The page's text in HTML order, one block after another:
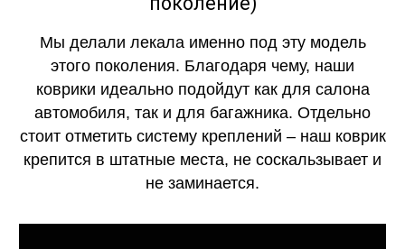
Мы делали лекала именно под эту модель
этого поколения. Благодаря чему, наши
коврики идеально подойдут как для салона
автомобиля, так и для багажника. Отдельно
стоит отметить систему креплений – наш коврик
крепится в штатные места, не соскальзывает и
не заминается.